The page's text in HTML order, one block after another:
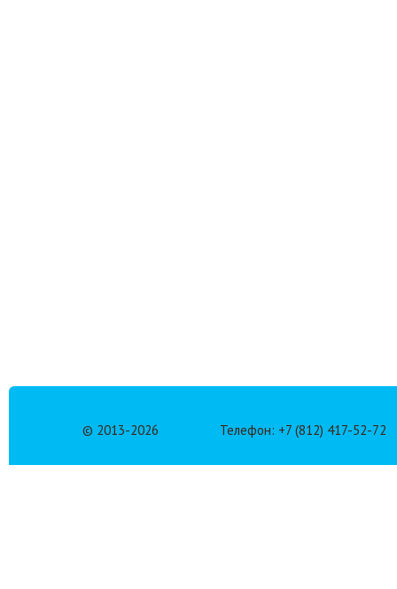
© 2013-2026 Телефон: +7 (812) 417-52-72